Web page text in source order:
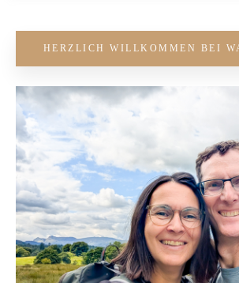
HERZLICH WILLKOMMEN BEI